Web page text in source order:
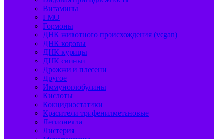
Витамины
ГМО
Гормоны
ДНК животного происхождения (vegan)
ДНК коровы
ДНК курицы
ДНК свиньи
Дрожжи и плесени
Другое
Иммуноглобулины
Кислоты
Кокцидиостатики
Красители трифенилметановые
Легионелла
Листерия